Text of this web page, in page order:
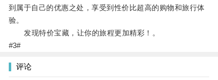
到属于自己的优惠之处，享受到性价比超高的购物和旅行体
验。
发现特价宝藏，让你的旅程更加精彩！。
#3#
评论